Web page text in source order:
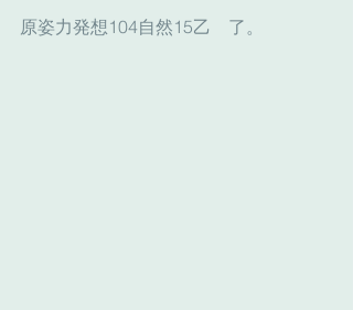
原姿力発想104自然15乙　了。